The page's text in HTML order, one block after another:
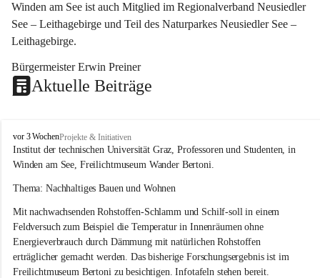
Winden am See ist auch Mitglied im Regionalverband Neusiedler
See – Leithagebirge und Teil des Naturparkes Neusiedler See –
Leithagebirge.
Bürgermeister Erwin Preiner
Aktuelle Beiträge
W
i
n
e
a
m
S
e
e
vor 3 WochenProjekte & Initiativen
Institut der technischen Universität Graz, Professoren und Studenten, in
Winden am See, Freilichtmuseum Wander Bertoni.
Thema: Nachhaltiges Bauen und Wohnen
Mit nachwachsenden Rohstoffen-Schlamm und Schilf-soll in einem
Feldversuch zum Beispiel die Temperatur in Innenräumen ohne
Energieverbrauch durch Dämmung mit natürlichen Rohstoffen
erträglicher gemacht werden. Das bisherige Forschungsergebnis ist im
Freilichtmuseum Bertoni zu besichtigen. Infotafeln stehen bereit.